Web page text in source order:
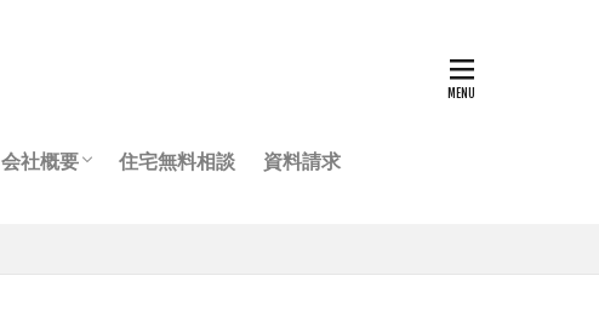
会社概要 住宅無料相談 資料請求